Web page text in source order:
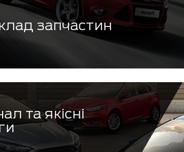
запчастин
та якісні